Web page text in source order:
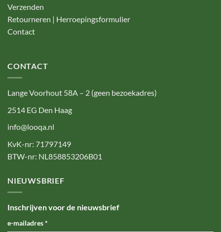
Verzenden
Retourneren | Herroepingsformulier
Contact
CONTACT
Lange Voorhout 58A – 2 (geen bezoekadres)
2514 EG Den Haag
info@looqa.nl
KvK-nr: 71797149
BTW-nr: NL858853206B01
NIEUWSBRIEF
Inschrijven voor de nieuwsbrief
e-mailadres*